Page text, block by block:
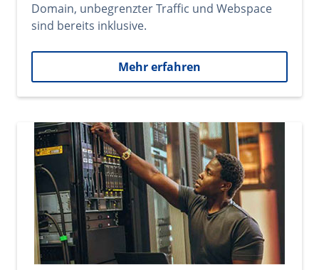
Domain, unbegrenzter Traffic und Webspace
sind bereits inklusive.
Mehr erfahren